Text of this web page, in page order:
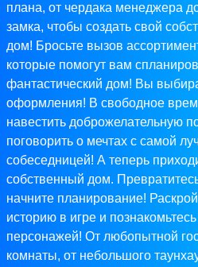
плана, от чердака менеджера
замка, чтобы создать свой
дом! Бросьте вызов
которые помогут вам
фантастический дом! Вы
оформления! В свободное
навестить доброжелательную
поговорить о мечтах с самой
собеседницей! А теперь
собственный дом.
начните планирование!
историю в игре и
персонажей! От любопытной
комнаты, от небольшого